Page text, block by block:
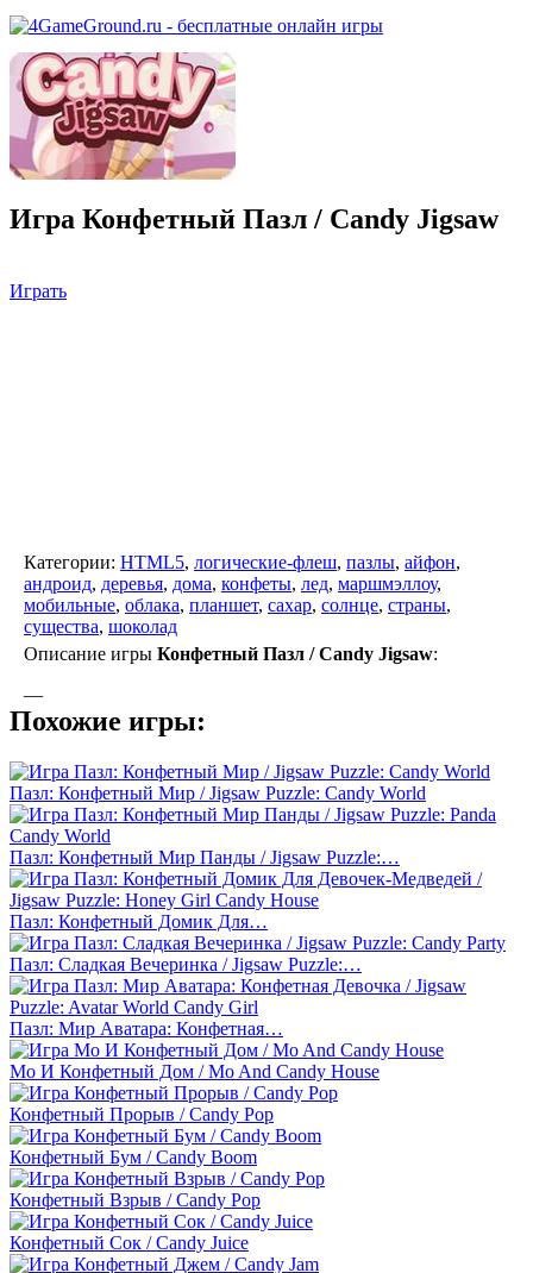
Игра Конфетный Пазл / Candy Jigsaw
Играть
Категории: HTML5, логические-флеш, пазлы, айфон,
андроид, деревья, дома, конфеты, лед, маршмэллоу,
мобильные, облака, планшет, сахар, солнце, страны,
существа, шоколад
Описание игры Конфетный Пазл / Candy Jigsaw:
—
Похожие игры:
Пазл: Конфетный Мир / Jigsaw Puzzle: Candy World
Пазл: Конфетный Мир Панды / Jigsaw Puzzle:…
Пазл: Конфетный Домик Для…
Пазл: Сладкая Вечеринка / Jigsaw Puzzle:…
Пазл: Мир Аватара: Конфетная…
Мо И Конфетный Дом / Mo And Candy House
Конфетный Прорыв / Candy Pop
Конфетный Бум / Candy Boom
Конфетный Взрыв / Candy Pop
Конфетный Сок / Candy Juice